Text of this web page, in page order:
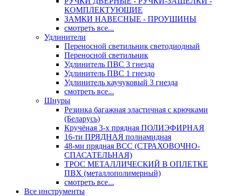
КОМПЛЕКТУЮЩИЕ
ЗАМКИ НАВЕСНЫЕ - ПРОУШИНЫ
смотреть все...
Удлинители
Переносной светильник светодиодный
Переносной светильник
Удлинитель ПВС 3 гнезда
Удлинитель ПВС 1 гнездо
Удлинитель каучуковый 3 гнезда
смотреть все...
Шнуры
Резинка багажная эластичная с крючками
(Беларусь)
Кручёная 3-х прядная ПОЛИЭФИРНАЯ
16-ти ПРЯДНАЯ полиамидная
48-ми прядная ВСС (СТРАХОВОЧНО-
СПАСАТЕЛЬНАЯ)
ТРОС МЕТАЛЛИЧЕСКИЙ В ОПЛЕТКЕ
ПВХ (металлополимерный)
смотреть все...
Все инструменты